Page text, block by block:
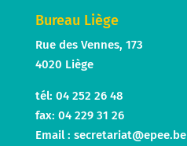
Bureau Liège
Rue des Vennes, 173
4020 Liège
tél: 04 252 26 48
fax: 04 229 31 26
Email : secretariat@epee.be